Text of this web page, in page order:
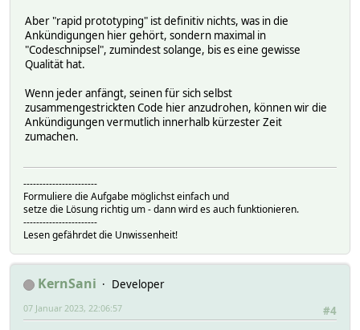
Aber "rapid prototyping" ist definitiv nichts, was in die
Ankündigungen hier gehört, sondern maximal in
"Codeschnipsel", zumindest solange, bis es eine gewisse
Qualität hat.
Wenn jeder anfängt, seinen für sich selbst
zusammengestrickten Code hier anzudrohen, können wir die
Ankündigungen vermutlich innerhalb kürzester Zeit
zumachen.
-----------------------
Formuliere die Aufgabe möglichst einfach und
setze die Lösung richtig um - dann wird es auch funktionieren.
-----------------------
Lesen gefährdet die Unwissenheit!
KernSani
Developer
#4
07 Januar 2023, 22:06:57